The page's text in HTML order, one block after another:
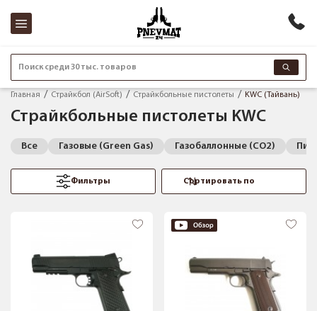
Поиск среди 30 тыс. товаров
Главная Страйкбол (AirSoft) Страйкбольные пистолеты KWC (Тайвань)
Страйкбольные пистолеты KWC
Все Газовые (Green Gas) Газобаллонные (CO2)
Фильтры